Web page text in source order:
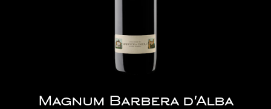
Magnum Barbera d'Alba